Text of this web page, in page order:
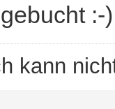
:-)
kann